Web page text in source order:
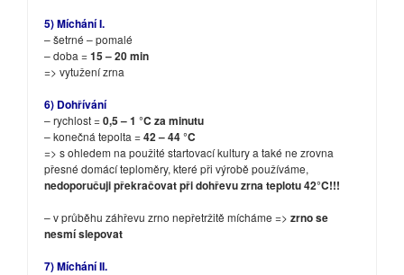
5) Míchání I.
– šetrné – pomalé
– doba =15 – 20 min
=> vytužení zrna
6) Dohřívání
– rychlost =0,5 – 1 °C za minutu
– konečná tepolta =42 – 44 °C
=> s ohledem na použité startovací kultury a také ne zrovna
přesné domácí teploměry, které při výrobě používáme,
nedoporučuji překračovat při dohřevu zrna teplotu 42°C!!!
– v průběhu záhřevu zrno nepřetržitě mícháme => zrno se
nesmí slepovat
7) Míchání II.